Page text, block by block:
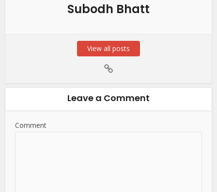
Subodh Bhatt
View all posts
Leave a Comment
Comment